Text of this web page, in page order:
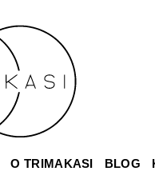
O TRIMAKASI BLOG